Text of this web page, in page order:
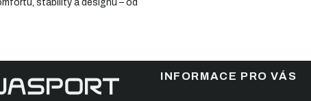
stability a designu – od
INFORMACE PRO VÁS